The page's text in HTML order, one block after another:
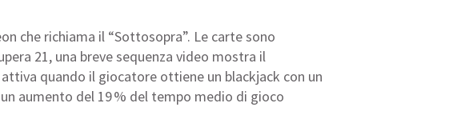
che richiama il “Sottosopra”. Le carte sono
21, una breve sequenza video mostra il
quando il giocatore ottiene un blackjack con un
aumento del 19 % del tempo medio di gioco